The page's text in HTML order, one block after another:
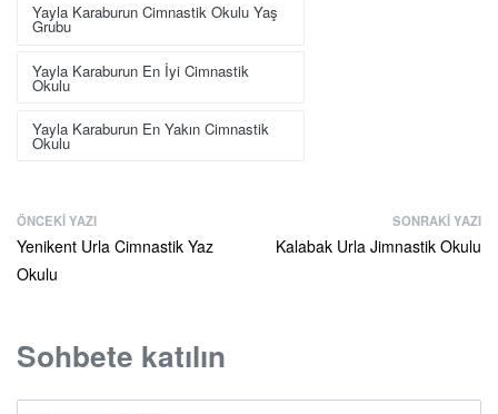
Yayla Karaburun Cimnastik Okulu Yaş
Grubu
Yayla Karaburun En İyi Cimnastik
Okulu
Yayla Karaburun En Yakın Cimnastik
Okulu
ÖNCEKI YAZI
Yenikent Urla Cimnastik Yaz
Okulu
SONRAKI YAZI
Kalabak Urla Jimnastik Okulu
Sohbete katılın